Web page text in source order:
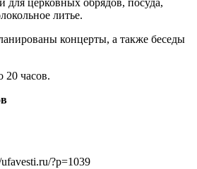
для церковных обрядов, посуда,
литье.
концерты, а также беседы
часов.
?p=1039